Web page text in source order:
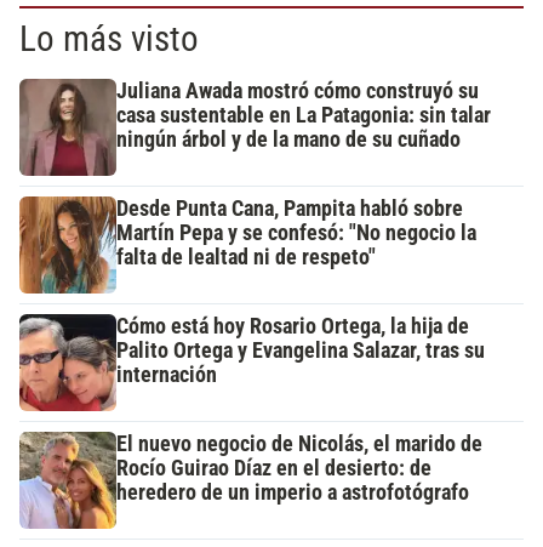
Lo más visto
Juliana Awada mostró cómo construyó su
casa sustentable en La Patagonia: sin talar
ningún árbol y de la mano de su cuñado
Desde Punta Cana, Pampita habló sobre
Martín Pepa y se confesó: "No negocio la
falta de lealtad ni de respeto"
Cómo está hoy Rosario Ortega, la hija de
Palito Ortega y Evangelina Salazar, tras su
internación
El nuevo negocio de Nicolás, el marido de
Rocío Guirao Díaz en el desierto: de
heredero de un imperio a astrofotógrafo